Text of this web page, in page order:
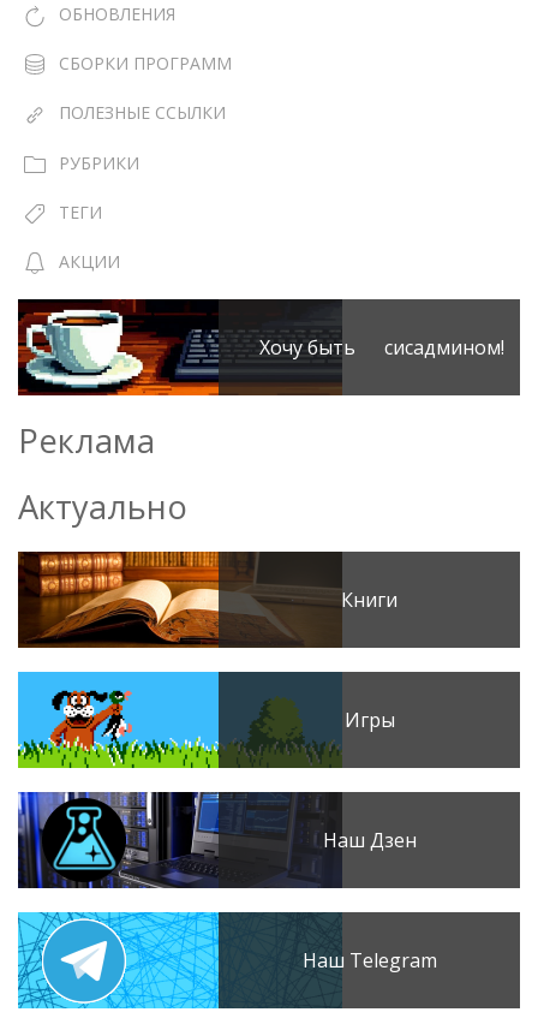
ОБНОВЛЕНИЯ
СБОРКИ ПРОГРАММ
ПОЛЕЗНЫЕ ССЫЛКИ
РУБРИКИ
ТЕГИ
АКЦИИ
Хочу быть сисадмином!
Реклама
Актуально
Книги
Игры
Наш Дзен
Наш Telegram